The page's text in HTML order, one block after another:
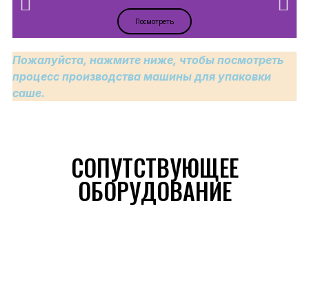
Посмотреть
Пожалуйста, нажмите ниже, чтобы посмотреть
процесс производства машины для упаковки
саше.
СОПУТСТВУЮЩЕЕ
ОБОРУДОВАНИЕ